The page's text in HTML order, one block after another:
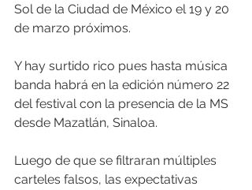
Sol de la Ciudad de México el 19 y 20
de marzo próximos.
Y hay surtido rico pues hasta música
banda habrá en la edición número 22
del festival con la presencia de la MS
desde Mazatlán, Sinaloa.
Luego de que se filtraran múltiples
carteles falsos, las expectativas